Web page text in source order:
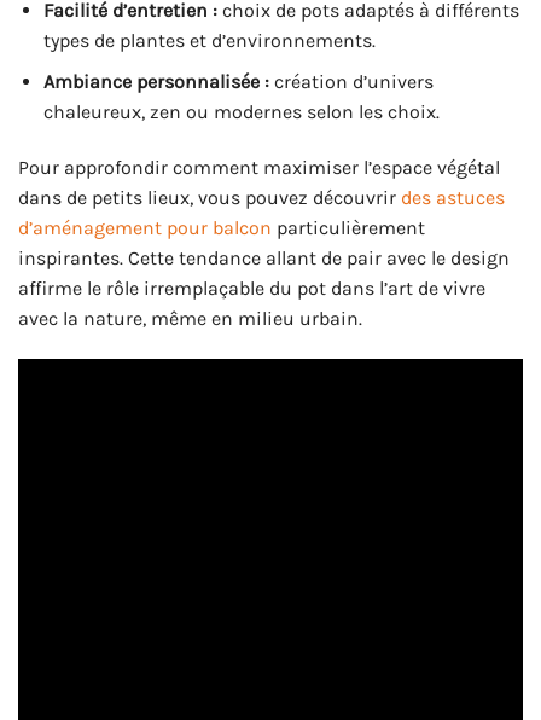
Facilité d’entretien :choix de pots adaptés à différents
types de plantes et d’environnements.
Ambiance personnalisée :création d’univers
chaleureux, zen ou modernes selon les choix.
Pour approfondir comment maximiser l’espace végétal
dans de petits lieux, vous pouvez découvrir des astuces
d’aménagement pour balcon particulièrement
inspirantes. Cette tendance allant de pair avec le design
affirme le rôle irremplaçable du pot dans l’art de vivre
avec la nature, même en milieu urbain.